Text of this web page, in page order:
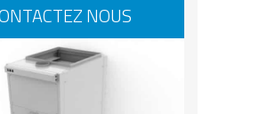
NOUS